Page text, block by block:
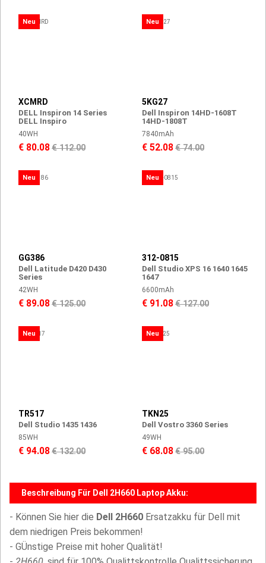
Neu
XCMRD
DELL Inspiron 14 Series
DELL Inspiro
40WH
€ 80.08€ 112.00
Neu
5KG27
Dell Inspiron 14HD-1608T
14HD-1808T
7840mAh
€ 52.08€ 74.00
Neu
GG386
Dell Latitude D420 D430
Series
42WH
€ 89.08€ 125.00
Neu
312-0815
Dell Studio XPS 16 1640 1645
1647
6600mAh
€ 91.08€ 127.00
Neu
TR517
Dell Studio 1435 1436
85WH
€ 94.08€ 132.00
Neu
TKN25
Dell Vostro 3360 Series
49WH
€ 68.08€ 95.00
Beschreibung Für Dell 2H660 Laptop Akku:
- Können Sie hier die Dell 2H660 Ersatzakku für Dell mit
dem niedrigen Preis bekommen!
- GÜnstige Preise mit hoher Qualität!